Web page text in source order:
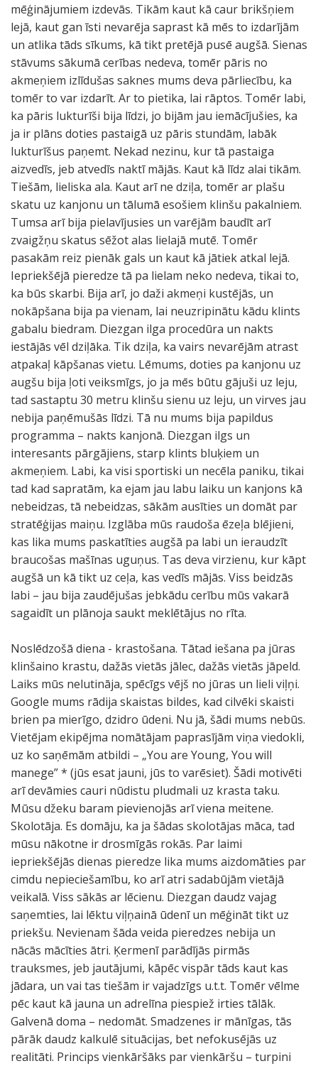
mēģinājumiem izdevās. Tikām kaut kā caur brikšņiem
lejā, kaut gan īsti nevarēja saprast kā mēs to izdarījām
un atlika tāds sīkums, kā tikt pretējā pusē augšā. Sienas
stāvums sākumā cerības nedeva, tomēr pāris no
akmeņiem izlīdušas saknes mums deva pārliecību, ka
tomēr to var izdarīt. Ar to pietika, lai rāptos. Tomēr labi,
ka pāris lukturīši bija līdzi, jo bijām jau iemācījušies, ka
ja ir plāns doties pastaigā uz pāris stundām, labāk
lukturīšus paņemt. Nekad nezinu, kur tā pastaiga
aizvedīs, jeb atvedīs naktī mājās. Kaut kā līdz alai tikām.
Tiešām, lieliska ala. Kaut arī ne dziļa, tomēr ar plašu
skatu uz kanjonu un tālumā esošiem klinšu pakalniem.
Tumsa arī bija pielavījusies un varējām baudīt arī
zvaigžņu skatus sēžot alas lielajā mutē. Tomēr
pasakām reiz pienāk gals un kaut kā jātiek atkal lejā.
Iepriekšējā pieredze tā pa lielam neko nedeva, tikai to,
ka būs skarbi. Bija arī, jo daži akmeņi kustējās, un
nokāpšana bija pa vienam, lai neuzripinātu kādu klints
gabalu biedram. Diezgan ilga procedūra un nakts
iestājās vēl dziļāka. Tik dziļa, ka vairs nevarējām atrast
atpakaļ kāpšanas vietu. Lēmums, doties pa kanjonu uz
augšu bija ļoti veiksmīgs, jo ja mēs būtu gājuši uz leju,
tad sastaptu 30 metru klinšu sienu uz leju, un virves jau
nebija paņēmušās līdzi. Tā nu mums bija papildus
programma – nakts kanjonā. Diezgan ilgs un
interesants pārgājiens, starp klints bluķiem un
akmeņiem. Labi, ka visi sportiski un necēla paniku, tikai
tad kad sapratām, ka ejam jau labu laiku un kanjons kā
nebeidzas, tā nebeidzas, sākām ausīties un domāt par
stratēģijas maiņu. Izglāba mūs raudoša ēzeļa blējieni,
kas lika mums paskatīties augšā pa labi un ieraudzīt
braucošas mašīnas uguņus. Tas deva virzienu, kur kāpt
augšā un kā tikt uz ceļa, kas vedīs mājās. Viss beidzās
labi – jau bija zaudējušas jebkādu cerību mūs vakarā
sagaidīt un plānoja saukt meklētājus no rīta.
Noslēdzošā diena - krastošana. Tātad iešana pa jūras
klinšaino krastu, dažās vietās jālec, dažās vietās jāpeld.
Laiks mūs nelutināja, spēcīgs vējš no jūras un lieli viļņi.
Google mums rādija skaistas bildes, kad cilvēki skaisti
brien pa mierīgo, dzidro ūdeni. Nu jā, šādi mums nebūs.
Vietējam ekipējma nomātājam paprasījām viņa viedokli,
uz ko saņēmām atbildi – „You are Young, You will
manege” * (jūs esat jauni, jūs to varēsiet). Šādi motivēti
arī devāmies cauri nūdistu pludmali uz krasta taku.
Mūsu džeku baram pievienojās arī viena meitene.
Skolotāja. Es domāju, ka ja šādas skolotājas māca, tad
mūsu nākotne ir drosmīgās rokās. Par laimi
iepriekšējās dienas pieredze lika mums aizdomāties par
cimdu nepieciešamību, ko arī atri sadabūjām vietājā
veikalā. Viss sākās ar lēcienu. Diezgan daudz vajag
saņemties, lai lēktu viļņainā ūdenī un mēģināt tikt uz
priekšu. Nevienam šāda veida pieredzes nebija un
nācās mācīties ātri. Ķermenī parādījās pirmās
trauksmes, jeb jautājumi, kāpēc vispār tāds kaut kas
jādara, un vai tas tiešām ir vajadzīgs u.t.t. Tomēr vēlme
pēc kaut kā jauna un adrelīna piespiež irties tālāk.
Galvenā doma – nedomāt. Smadzenes ir mānīgas, tās
pārāk daudz kalkulē situācijas, bet nefokusējās uz
realitāti. Princips vienkāršāks par vienkāršu – turpini